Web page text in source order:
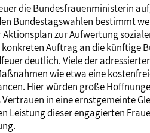
die Bundesfrauenministerin
Bundestagswahlen bestimmt
zur Aufwertung
Auftrag an die künftige
deutlich. Viele der
wie etwa eine
Hier würden große
in eine ernstgemeinte
Leistung dieser engagierten